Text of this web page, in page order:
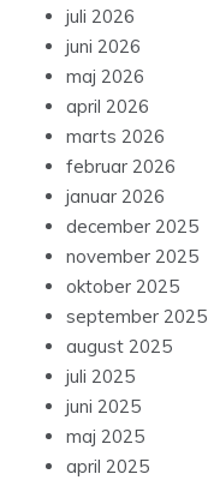
juli 2026
juni 2026
maj 2026
april 2026
marts 2026
februar 2026
januar 2026
december 2025
november 2025
oktober 2025
september 2025
august 2025
juli 2025
juni 2025
maj 2025
april 2025